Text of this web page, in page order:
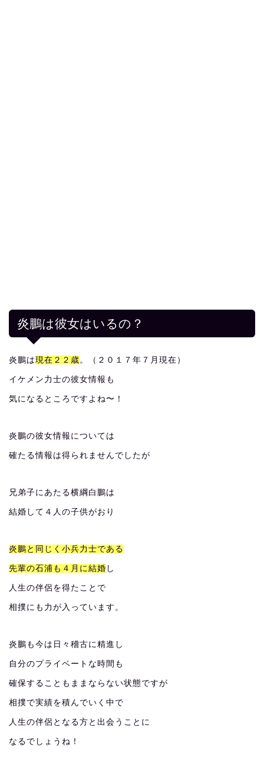
炎鵬は彼女はいるの？
炎鵬は現在２２歳。（２０１７年７月現在）
イケメン力士の彼女情報も
気になるところですよね〜！
炎鵬の彼女情報については
確たる情報は得られませんでしたが
兄弟子にあたる横綱白鵬は
結婚して４人の子供がおり
炎鵬と同じく小兵力士である
先輩の石浦も４月に結婚 し
人生の伴侶を得たことで
相撲にも力が入っています。
炎鵬も今は日々稽古に精進し
自分のプライベートな時間も
確保することもままならない状態ですが
相撲で実績を積んでいく中で
人生の伴侶となる方と出会うことに
なるでしょうね！